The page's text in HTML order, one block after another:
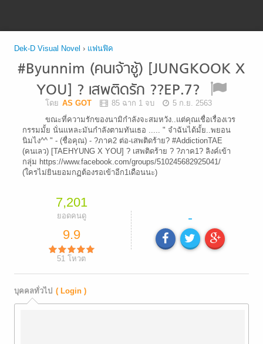
Dek-D Visual Novel › แฟนฟิค
#Byunnim (คนเจ้าชู้) [JUNGKOOK X
YOU] ? เสพติดรัก ??EP.7?
โดย AS GOT 85 ฉาก 1 จบ
5 ก.ย. 2563
ขณะที่ความรักของนามิกำลังจะสมหวัง..แต่คุณเชื่อเรื่องเวร
กรรมมั้ย นั่นแหละมันกำลังตามทันเธอ ..... " จำฉันได้มั้ย..พยอน
นิมไง^^ " - (ชื่อคุณ) - ?ภาค2 ต่อ-เสพติดร้าย? #AddictionTAE
(คนเลว) [TAEHYUNG X YOU] ? เสพติดร้าย ? ?ภาค1? ลิงค์เข้า
กลุ่ม https://www.facebook.com/groups/510245682925041/
(ใครไม่ยินยอมกฏต้องรอเข้าอีก1เดือนนะ)
7,201
ยอดคนดู
9.9
51 โหวต
-
บุคคลทั่วไป ( Login )